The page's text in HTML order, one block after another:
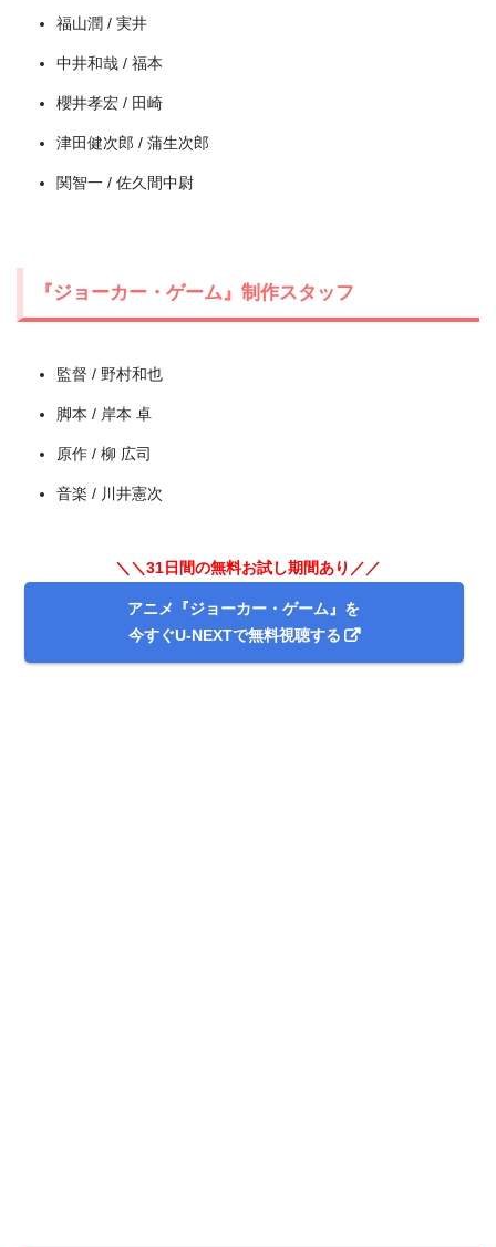
出典: U-NEXT
＼＼31日間無料!!お試し解約もOK／／
福山潤 / 実井
中井和哉 / 福本
櫻井孝宏 / 田崎
津田健次郎 / 蒲生次郎
関智一 / 佐久間中尉
『ジョーカー・ゲーム』制作スタッフ
監督 / 野村和也
脚本 / 岸本 卓
原作 / 柳 広司
音楽 / 川井憲次
＼＼31日間の無料お試し期間あり／／
アニメ『ジョーカー・ゲーム』を
今すぐU-NEXTで無料視聴する